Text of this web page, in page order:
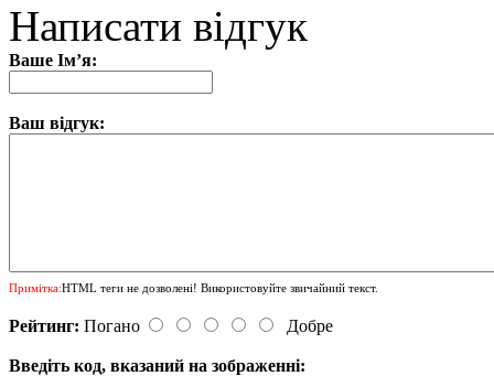
Написати відгук
Ваше Ім’я:
Ваш відгук:
Примітка:HTML теги не дозволені! Використовуйте звичайний текст.
Рейтинг: Погано Добре
Введіть код, вказаний на зображенні: